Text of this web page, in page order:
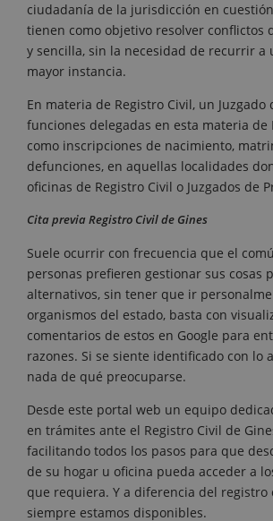
ciudadanía de la jurisdicción en
tienen como objetivo resolver conflictos
y sencilla, sin la necesidad de recurrir a
mayor instancia.
En materia de Registro Civil, un Juzgado
funciones delegadas en esta materia de
como inscripciones de nacimiento,
defunciones, en aquellas localidades
oficinas de Registro Civil o Juzgados de
Cita previa Registro Civil de Gines
Suele ocurrir con frecuencia que el
personas prefieren gestionar sus cosas
alternativos, sin tener que ir
organismos del estado, basta con
comentarios de estos en Google para
razones. Si se siente identificado con lo
nada de qué preocuparse.
Desde este portal web un equipo
en trámites ante el Registro Civil de
facilitando todos los pasos para que
de su hogar u oficina pueda acceder a
que requiera. Y a diferencia del registro
siempre estamos disponibles.